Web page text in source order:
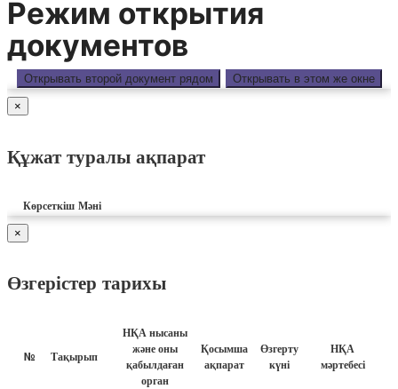
Режим открытия
документов
Открывать второй документ рядом Открывать в этом же окне
×
Құжат туралы ақпарат
Көрсеткіш Мәні
×
Өзгерістер тарихы
№ Тақырып
НҚА нысаны
және оны
қабылдаған
орган
Қосымша
ақпарат
Өзгерту
күні
НҚА
мәртебесі